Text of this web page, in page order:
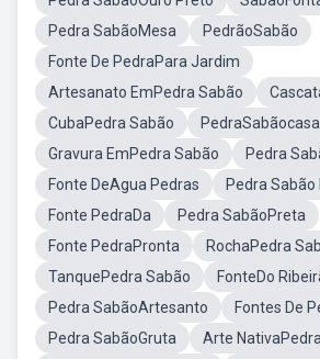
Pedra SabãoMesa
PedrãoSabão
Fonte De PedraPara Jardim
Artesanato EmPedra Sabão
CubaPedra Sabão
PedraSabãocasal
Gravura EmPedra Sabão
Pedra
Fonte DeAgua Pedras
Pedra Sabão
Fonte PedraDa
Pedra SabãoPreta
Fonte PedraPronta
RochaPedra
TanquePedra Sabão
FonteDo
Pedra SabãoArtesanto
Fontes De
Pedra SabãoGruta
Arte